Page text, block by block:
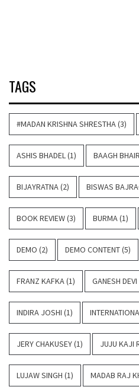
TAGS
#MADAN KRISHNA SHRESTHA(3)
ASHIS BHADEL(1) BAAGH
BIJAYRATNA(2) BISWAS
BOOK REVIEW(3) BURMA(1)
DEMO (2) DEMO CONTENT(5)
FRANZ KAFKA(1) GANESH
INDIRA JOSHI (1)
JERY CHAKUSEY(1) JUJU KAJI
LUJAW SINGH (1) MADAB RAJ